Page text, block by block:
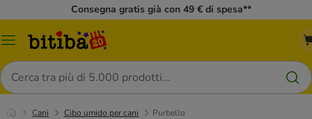
Consegna gratis già con 49 € di spesa**
Overview
Cerca
Cani Cibo umido per cani Purbello